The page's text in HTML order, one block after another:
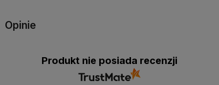
Opinie
Produkt nie posiada recenzji